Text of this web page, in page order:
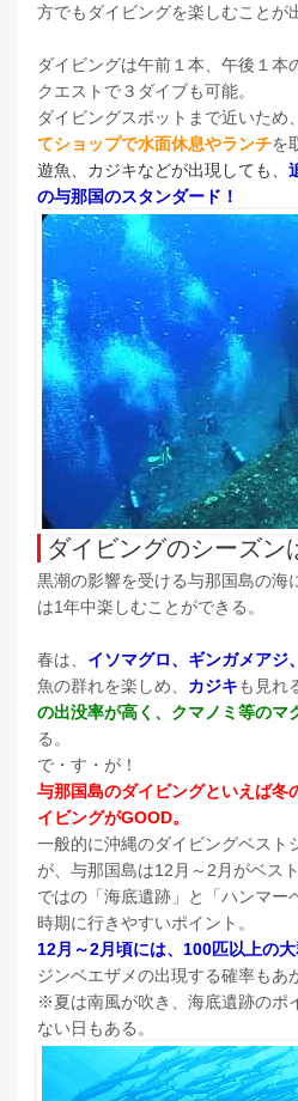
方でもダイビングを楽しむことが
ダイビングは午前１本、午後１本
クエストで３ダイブも可能。
ダイビングスポットまで近いため、
てショップで水面休息やランチを
遊魚、カジキなどが出現しても、
の与那国のスタンダード！
ダイビングのシーズン
黒潮の影響を受ける与那国島の海
は1年中楽しむことができる。
春は、 イソマグロ、ギンガメアジ
魚の群れを楽しめ、 カジキも見れ
の出没率が高く、クマノミ等のマ
る。
で・す・が！
与那国島のダイビングといえば冬
イビングがGOOD。
一般的に沖縄のダイビングベスト
が、与那国島は12月～2月がベス
ではの「海底遺跡」と「ハンマー
時期に行きやすいポイント。
12月～2月頃には、100匹以上の
ジンベエザメの出現する確率もあ
※夏は南風が吹き、海底遺跡のポ
ない日もある。